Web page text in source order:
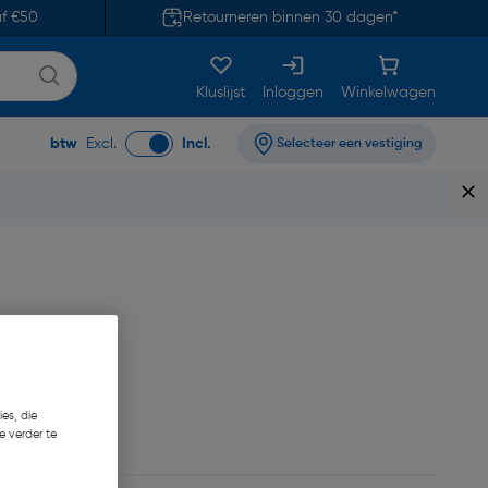
€50 Retourneren binnen 30 dagen*
Kluslijst Inloggen Winkelwagen
btw Excl. Incl. Selecteer een vestiging
die
verder te